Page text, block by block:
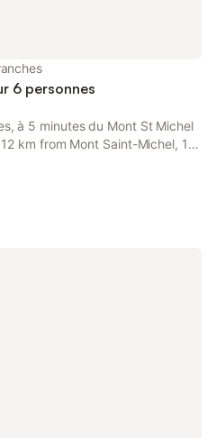
6 personnes
à 5 minutes du Mont St Michel
km from Mont Saint-Michel, 19
- Manuscript Museum of Mont
Train Station.